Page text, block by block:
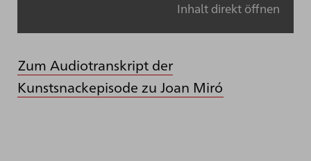
Inhalt direkt öffnen
Zum Audiotranskript der
Kunstsnackepisode zu Joan Miró